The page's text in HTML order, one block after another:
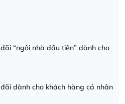
“ngôi nhà đầu tiên” dành cho
dành cho khách hàng cá nhân